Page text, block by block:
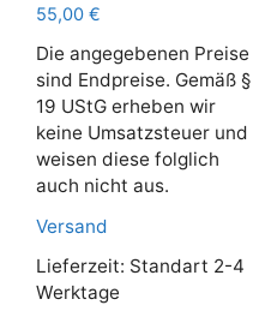
55,00 €
Die angegebenen Preise
sind Endpreise. Gemäß §
19 UStG erheben wir
keine Umsatzsteuer und
weisen diese folglich
auch nicht aus.
Versand
Lieferzeit: Standart 2-4
Werktage